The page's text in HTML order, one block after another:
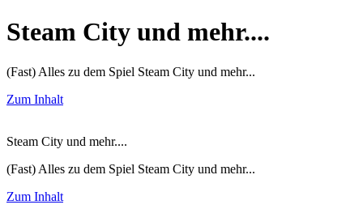
Steam City und mehr....
(Fast) Alles zu dem Spiel Steam City und mehr...
Zum Inhalt
Steam City und mehr....
(Fast) Alles zu dem Spiel Steam City und mehr...
Zum Inhalt